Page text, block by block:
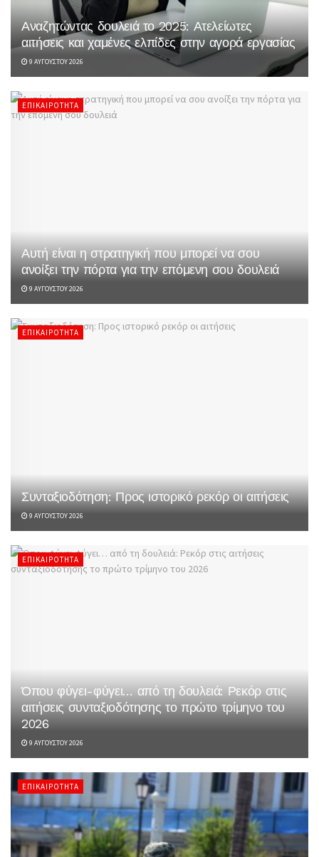
Αναζητώντας δουλειά το 2025: Ατελείωτες
αιτήσεις και χαμένες ελπίδες στην αγορά εργασίας
9 ΑΥΓΟΎΣΤΟΥ 2026
ΕΠΙΚΑΙΡΌΤΗΤΑ
Αυτή είναι η στρατηγική που μπορεί να σου
ανοίξει την πόρτα για την επόμενη σου δουλειά
9 ΑΥΓΟΎΣΤΟΥ 2026
ΕΠΙΚΑΙΡΌΤΗΤΑ
Συνταξιοδότηση: Προς ιστορικό ρεκόρ οι αιτήσεις
9 ΑΥΓΟΎΣΤΟΥ 2026
ΕΠΙΚΑΙΡΌΤΗΤΑ
Όπου φύγει-φύγει… από τη δουλειά: Ρεκόρ στις
αιτήσεις συνταξιοδότησης το πρώτο τρίμηνο του
2026
9 ΑΥΓΟΎΣΤΟΥ 2026
ΕΠΙΚΑΙΡΌΤΗΤΑ